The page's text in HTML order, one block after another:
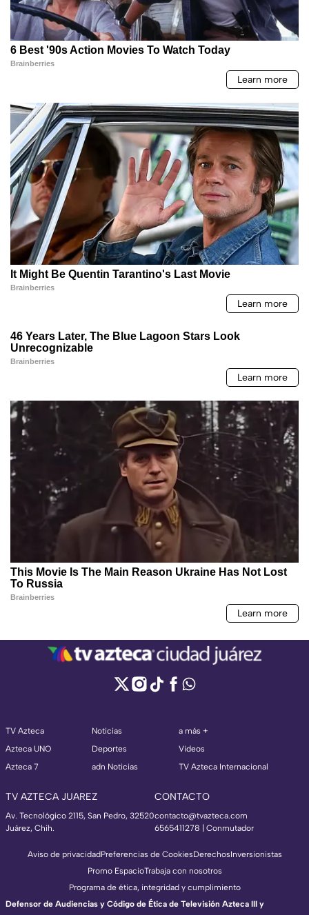
TV Azteca
Azteca UNO
Azteca 7
Noticias
Deportes
adn Noticias
a más +
Videos
TV Azteca Internacional
TV AZTECA JUAREZ
Av. Tecnológico 2115, San Pedro, 32520
Juárez, Chih.
CONTACTO
contacto@tvazteca.com
6565411278 | Conmutador
Aviso de privacidadPreferencias de CookiesDerechosInversionistas
Promo EspacioTrabaja con nosotros
Programa de ética, integridad y cumplimiento
Defensor de Audiencias y Código de Ética de Televisión Azteca III y